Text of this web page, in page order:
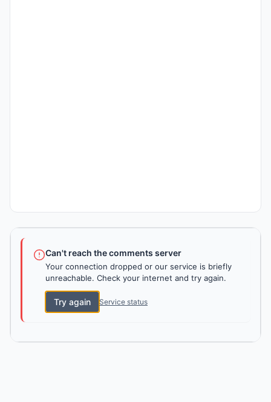
Can't reach the comments server
Your connection dropped or our service is briefly
unreachable. Check your internet and try again.
Try again Service status